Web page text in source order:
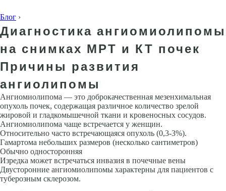
Блог ›
Диагностика ангиомиолипомы
на снимках МРТ и КТ почек
Причины развития
ангиолипомы
Ангиомиолипома — это доброкачественная мезенхимальная
опухоль почек, содержащая различное количество зрелой
жировой и гладкомышечной ткани и кровеносных сосудов.
Ангиомиолипома чаще встречается у женщин.
Относительно часто встречающаяся опухоль (0,3-3%).
Гамартома небольших размеров (несколько сантиметров)
Обычно односторонняя
Изредка может встречаться инвазия в почечные вены
Двусторонние ангиомиолипомы характерны для пациентов с
туберозным склерозом.